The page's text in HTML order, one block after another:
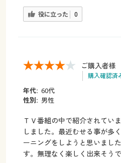
役に立った 0
ご購入者様
購入確認済
年代: 60代
性別: 男性
ＴＶ番組の中で紹介されてい
しました。最近むせる事が多
ーニングをしようと思いまし
す。無理なく楽しく出来そうで